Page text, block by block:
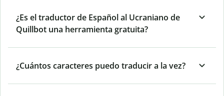
¿Es el traductor de Español al Ucraniano de
Quillbot una herramienta gratuita?
¿Cuántos caracteres puedo traducir a la vez?